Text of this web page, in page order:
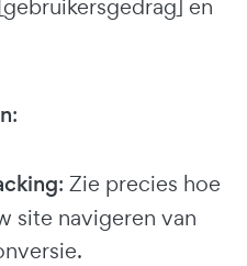
en
:
: Zie precies hoe
site navigeren van